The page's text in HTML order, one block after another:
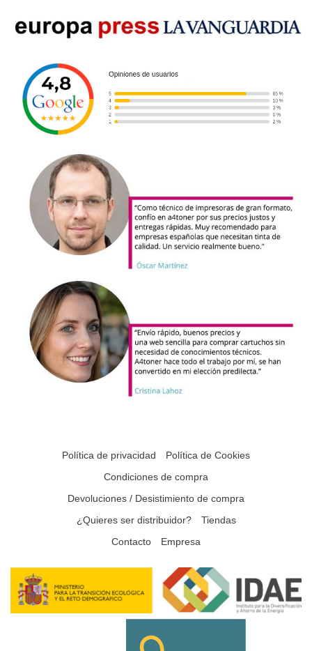
Política de privacidad
Política de Cookies
Condiciones de compra
Devoluciones / Desistimiento de compra
¿Quieres ser distribuidor?
Tiendas
Contacto
Empresa